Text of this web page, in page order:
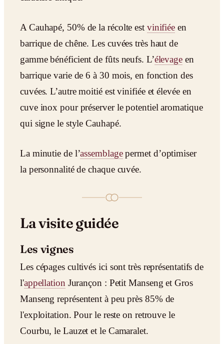
A Cauhapé, 50% de la récolte est vinifiée en
barrique de chêne. Les cuvées très haut de
gamme bénéficient de fûts neufs. L’élevage en
barrique varie de 6 à 30 mois, en fonction des
cuvées. L’autre moitié est vinifiée et élevée en
cuve inox pour préserver le potentiel aromatique
qui signe le style Cauhapé.
La minutie de l’assemblagepermet d’optimiser
la personnalité de chaque cuvée.
La visite guidée
Les vignes
Les cépages cultivés ici sont très représentatifs de
l'appellation Jurançon : Petit Manseng et Gros
Manseng représentent à peu près 85% de
l'exploitation. Pour le reste on retrouve le
Courbu, le Lauzet et le Camaralet.